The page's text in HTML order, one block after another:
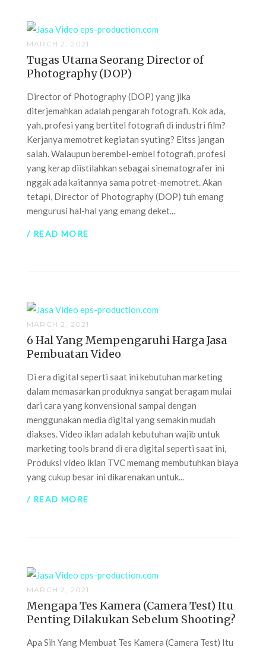
MARCH 2, 2021
Tugas Utama Seorang Director of
Photography (DOP)
Director of Photography (DOP) yang jika
diterjemahkan adalah pengarah fotografi. Kok ada,
yah, profesi yang bertitel fotografi di industri film?
Kerjanya memotret kegiatan syuting? Eitss jangan
salah. Walaupun berembel-embel fotografi, profesi
yang kerap diistilahkan sebagai sinematografer ini
nggak ada kaitannya sama potret-memotret. Akan
tetapi, Director of Photography (DOP) tuh emang
mengurusi hal-hal yang emang deket...
/ READ MORE
MARCH 2, 2021
6 Hal Yang Mempengaruhi Harga Jasa
Pembuatan Video
Di era digital seperti saat ini kebutuhan marketing
dalam memasarkan produknya sangat beragam mulai
dari cara yang konvensional sampai dengan
menggunakan media digital yang semakin mudah
diakses. Video iklan adalah kebutuhan wajib untuk
marketing tools brand di era digital seperti saat ini,
Produksi video iklan TVC memang membutuhkan biaya
yang cukup besar ini dikarenakan untuk...
/ READ MORE
MARCH 2, 2021
Mengapa Tes Kamera (Camera Test) Itu
Penting Dilakukan Sebelum Shooting?
Apa Sih Yang Membuat Tes Kamera (Camera Test) Itu